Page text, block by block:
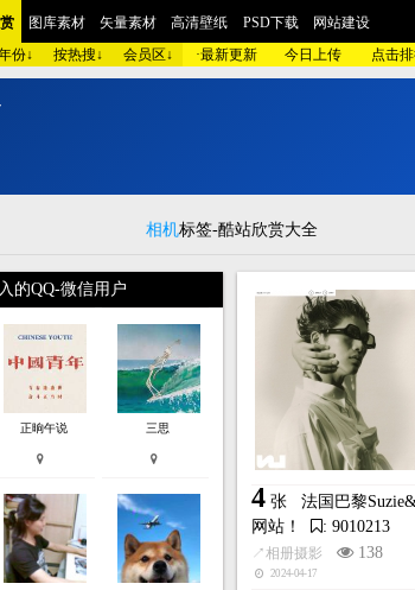
图库素材 矢量素材 高清壁纸 PSD下载 网站建设
份↓ 按热搜↓ 会员区↓ ·最新更新 今日上传 点击
红色酷站 蓝色酷站 紫色酷站 黄色酷站 灰色酷站 银色酷
艺术设计 医疗健康 学校教育
数码相机 珠宝首饰 女性用品 人力资源
蓝色模板 紫色模板 黄色模板 银色模板 咖啡模板
欧莱凯APP端下载 微信小程序/APP开发 联系我们
相机标签-酷站欣赏大全
的QQ-微信用户
正晌午说 三思
4 张 法国巴黎
网站！
: 9010213
↗相册摄影 138
2024-04-17